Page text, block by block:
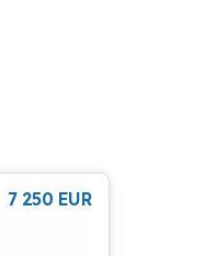
7 250 EUR